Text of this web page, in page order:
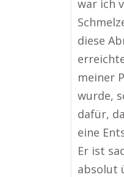
war ich
diese
meiner
wurde,
dafür,
eine
Er ist
absolut